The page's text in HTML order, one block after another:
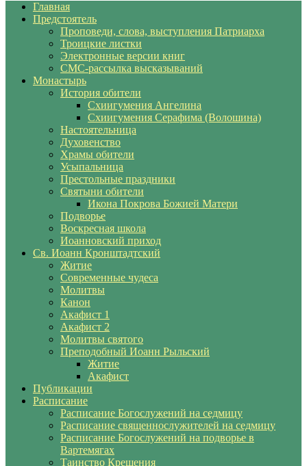
Главная
Предстоятель
Проповеди, слова, выступления Патриарха
Троицкие листки
Электронные версии книг
СМС-рассылка высказываний
Монастырь
История обители
Схиигумения Ангелина
Схиигумения Серафима (Волошина)
Настоятельница
Духовенство
Храмы обители
Усыпальница
Престольные праздники
Святыни обители
Икона Покрова Божией Матери
Подворье
Воскресная школа
Иоанновский приход
Св. Иоанн Кронштадтский
Житие
Современные чудеса
Молитвы
Канон
Акафист 1
Акафист 2
Молитвы святого
Преподобный Иоанн Рыльский
Житие
Акафист
Публикации
Расписание
Расписание Богослужений на седмицу
Расписание священнослужителей на седмицу
Расписание Богослужений на подворье в
Вартемягах
Таинство Крещения